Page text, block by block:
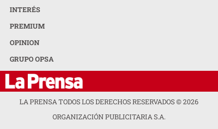
INTERÉS
PREMIUM
OPINION
GRUPO OPSA
LA PRENSA TODOS LOS DERECHOS RESERVADOS ©2026
ORGANIZACIÓN PUBLICITARIA S.A.